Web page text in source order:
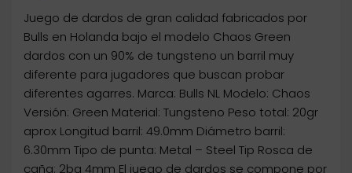
Juego de dardos de gran calidad fabricados por
Bulls en Holanda bajo el modelo Chaos Green
dardos con un 90% de tungsteno un barril muy
diferente para jugadores que buscan probar
diferentes agarres. Marca: Bulls NL Modelo: Chaos
Versión: Green Material: Tungsteno Peso total: 20gr
aprox Longitud barril: 49.0mm Diámetro barril:
6.30mm Tipo de punta: Metal – Steel Tip Rosca de
caña: 2ba 4mm El juego de dardos se compone por